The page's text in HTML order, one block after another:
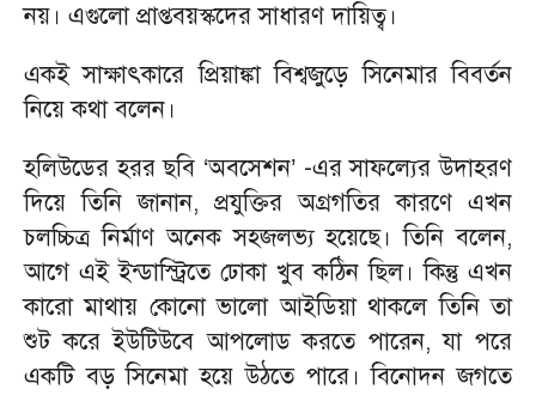
নয়। এগুলো প্রাপ্তবয়স্কদের সাধারণ দায়িত্ব।
একই সাক্ষাৎকারে প্রিয়াঙ্কা বিশ্বজুড়ে সিনেমার বিবর্তন
নিয়ে কথা বলেন।
হলিউডের হরর ছবি ‘অবসেশন’ -এর সাফল্যের উদাহরণ
দিয়ে তিনি জানান, প্রযুক্তির অগ্রগতির কারণে এখন
চলচ্চিত্র নির্মাণ অনেক সহজলভ্য হয়েছে। তিনি বলেন,
আগে এই ইন্ডাস্ট্রিতে ঢোকা খুব কঠিন ছিল। কিন্তু এখন
কারো মাথায় কোনো ভালো আইডিয়া থাকলে তিনি তা
শুট করে ইউটিউবে আপলোড করতে পারেন, যা পরে
একটি বড় সিনেমা হয়ে উঠতে পারে। বিনোদন জগতে